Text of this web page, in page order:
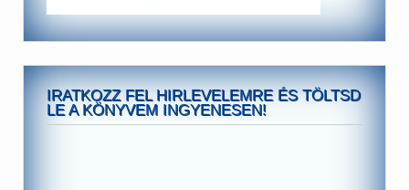
IRATKOZZ FEL HIRLEVELEMRE ÉS TÖLTSD
LE A KÖNYVEM INGYENESEN!